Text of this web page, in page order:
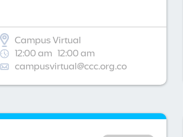
Campus Virtual
12:00 am 12:00 am
campusvirtual@ccc.org.co